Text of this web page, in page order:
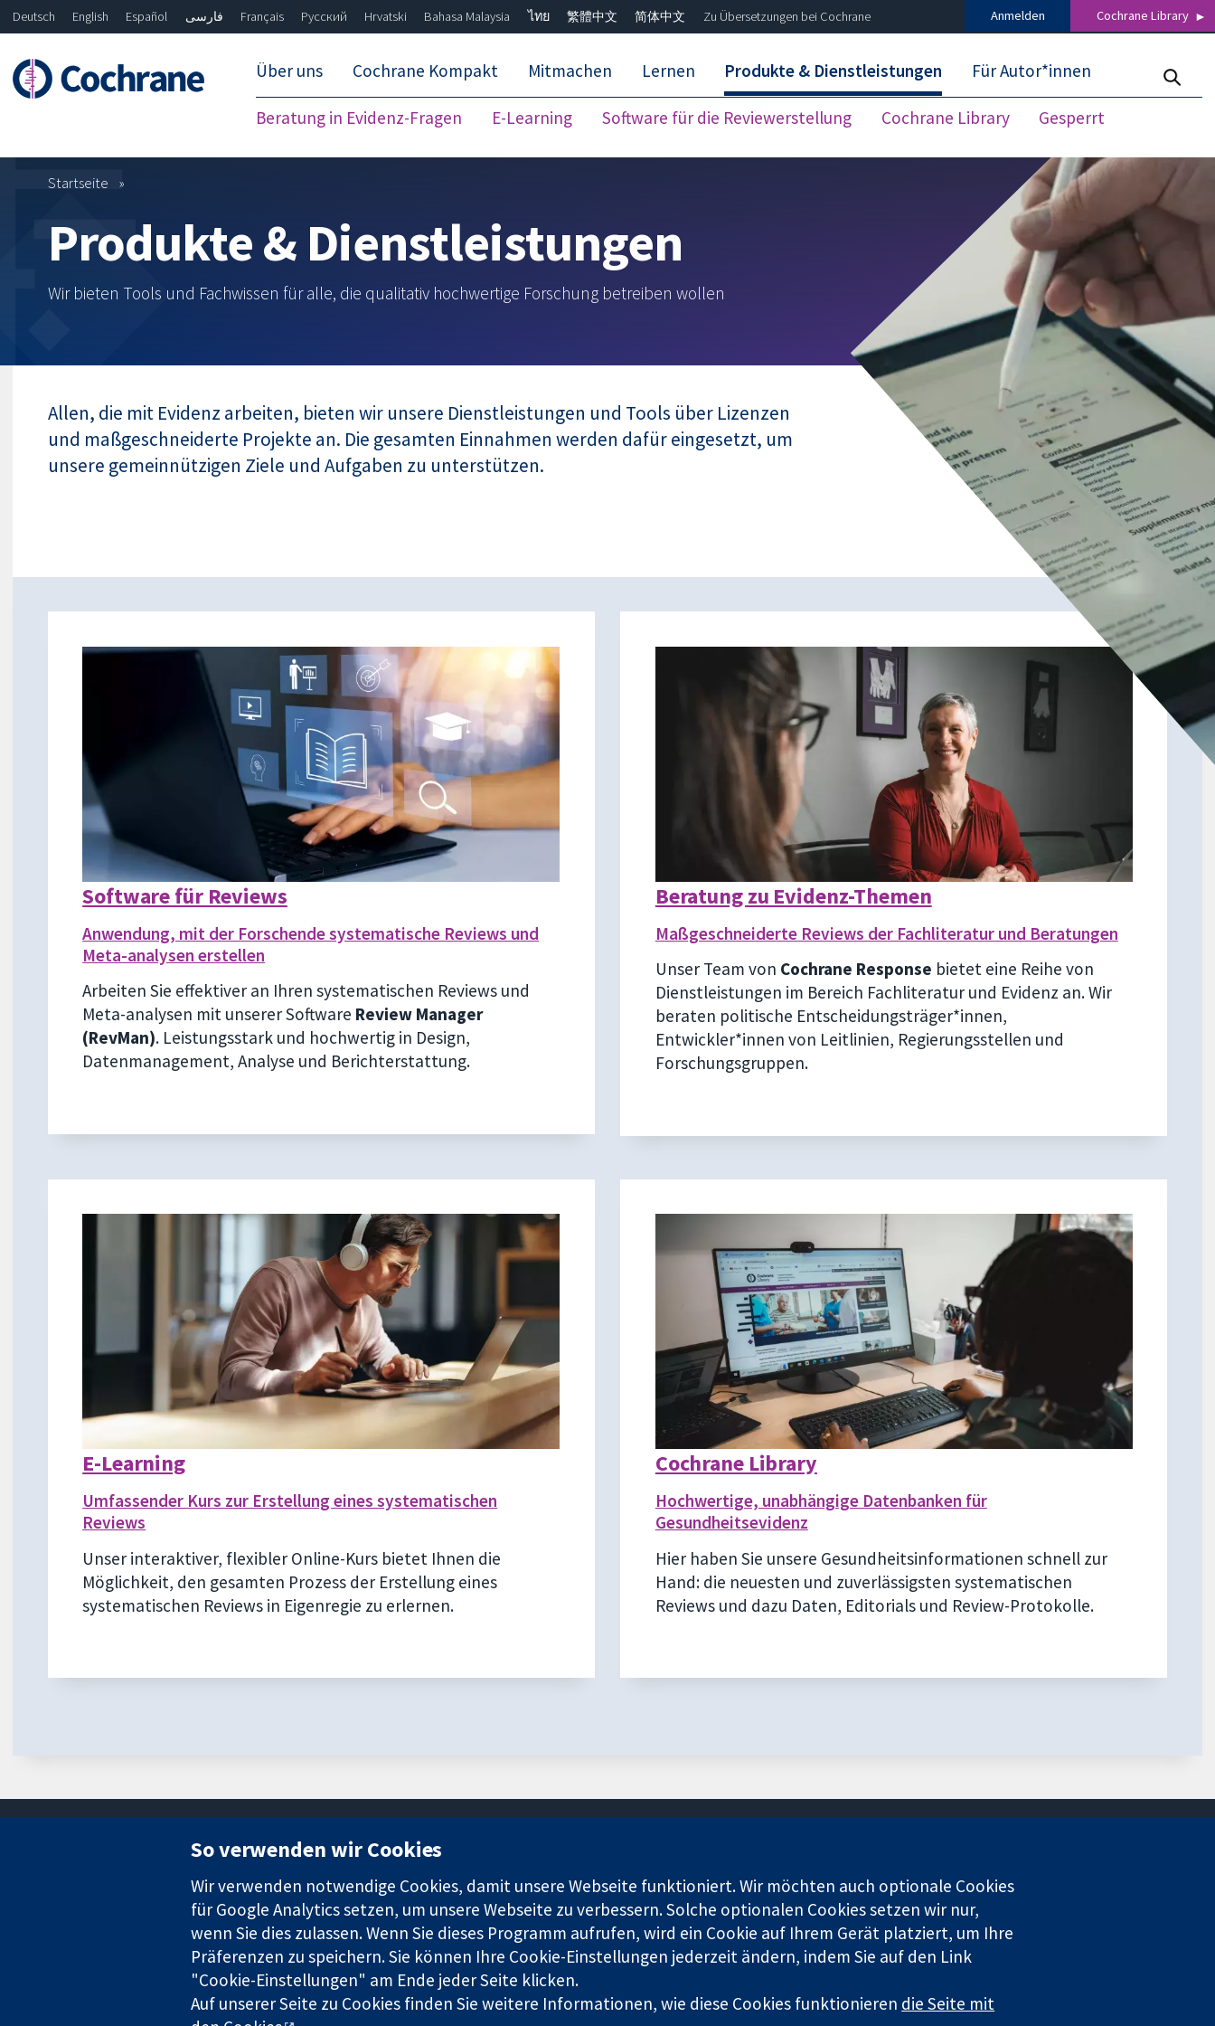
Deutsch English Español فارسی Français Русский Hrvatski Bahasa Malaysia ไทย 繁體中文 简体中文 Zu Übersetzungen bei Cochrane Anmelden Cochrane Library
Über uns Cochrane Kompakt Mitmachen Lernen Produkte & Dienstleistungen
Beratung in Evidenz-Fragen E-Learning Software für die Reviewerstellung Cochrane Library Gesperrt
Für Autor*innen
Suchergebnisse schließen
Startseite
Produkte & Dienstleistungen
Wir bieten Tools und Fachwissen für alle, die qualitativ hochwertige Forschung betreiben wollen
Allen, die mit Evidenz arbeiten, bieten wir unsere Dienstleistungen und Tools über Lizenzen
und maßgeschneiderte Projekte an. Die gesamten Einnahmen werden dafür eingesetzt, um
unsere gemeinnützigen Ziele und Aufgaben zu unterstützen.
Software für Reviews
Anwendung, mit der Forschende systematische Reviews und
Meta-analysen erstellen
Arbeiten Sie effektiver an Ihren systematischen Reviews und
Meta-analysen mit unserer Software Review Manager
(RevMan). Leistungsstark und hochwertig in Design,
Datenmanagement, Analyse und Berichterstattung.
Beratung zu Evidenz-Themen
Maßgeschneiderte Reviews der Fachliteratur und Beratungen
Unser Team von Cochrane Response bietet eine Reihe von
Dienstleistungen im Bereich Fachliteratur und Evidenz an. Wir
beraten politische Entscheidungsträger*innen,
Entwickler*innen von Leitlinien, Regierungsstellen und
Forschungsgruppen.
E-Learning
Umfassender Kurs zur Erstellung eines systematischen
Reviews
Unser interaktiver, flexibler Online-Kurs bietet Ihnen die
Möglichkeit, den gesamten Prozess der Erstellung eines
systematischen Reviews in Eigenregie zu erlernen.
Cochrane Library
Hochwertige, unabhängige Datenbanken für
Gesundheitsevidenz
Hier haben Sie unsere Gesundheitsinformationen schnell zur
Hand: die neuesten und zuverlässigsten systematischen
Reviews und dazu Daten, Editorials und Review-Protokolle.
11-13 Cavendish Square
London
W1G0AN
Vereinigtes Königreich
Kontaktieren Sie uns
Neuigkeiten
Pressestelle
Über uns
Stellenangebote
So verwenden wir Cookies
Wir verwenden notwendige Cookies, damit unsere Webseite funktioniert. Wir möchten auch optionale Cookies
für Google Analytics setzen, um unsere Webseite zu verbessern. Solche optionalen Cookies setzen wir nur,
wenn Sie dies zulassen. Wenn Sie dieses Programm aufrufen, wird ein Cookie auf Ihrem Gerät platziert, um Ihre
Präferenzen zu speichern. Sie können Ihre Cookie-Einstellungen jederzeit ändern, indem Sie auf den Link
"Cookie-Einstellungen" am Ende jeder Seite klicken.
Auf unserer Seite zu Cookies finden Sie weitere Informationen, wie diese Cookies funktionieren die Seite mit